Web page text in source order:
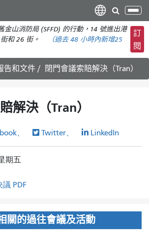
主
容
切
換
導
航
金山消防局 (SFFD) 的行動，14 號進出港
和 26 街。
（過去 48 小時內新增25
訂
閱
告和文件 閉門會議索賠解決（Tran）
解決（Tran）
、 Twitter、 LinkedIn
期五
PDF
關的過往會議及活動